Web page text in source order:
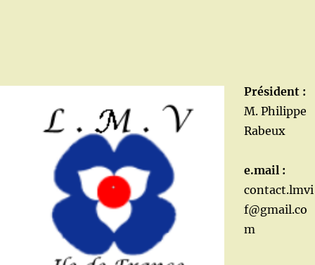
Président :
M. Philippe
Rabeux
e.mail :
contact.lmvi
f@gmail.co
m